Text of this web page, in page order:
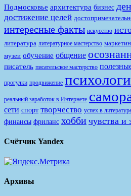
Подмосковье архитектура бизнес
достижение целей
интересные факты искусство
литература литературное мастерство
музеи обучение общение
писатель писательское мастерство
прогулки продвижение
реальный заработок в Интернете
сети спорт творчество успех в
финансы фриланс хобби чувства и
Счётчик Yandex
Архивы